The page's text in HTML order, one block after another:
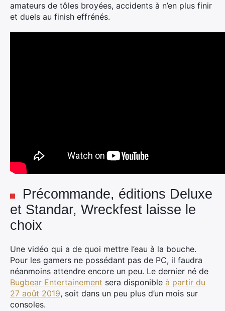
amateurs de tôles broyées, accidents à n’en plus finir
et duels au finish effrénés.
Précommande, éditions Deluxe
et Standar, Wreckfest laisse le
choix
Une vidéo qui a de quoi mettre l’eau à la bouche.
Pour les gamers ne possédant pas de PC, il faudra
néanmoins attendre encore un peu. Le dernier né de
Bugbear Entertainement sera disponible à partir du
27 août 2019, soit dans un peu plus d’un mois sur
consoles.